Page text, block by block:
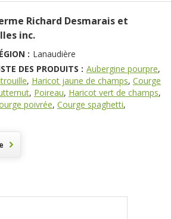
inc.
: Lanaudière
DES PRODUITS : Aubergine pourpre,
, Haricot jaune de champs, Courge
, Poireau, Haricot vert de champs,
poivrée, Courge spaghetti,